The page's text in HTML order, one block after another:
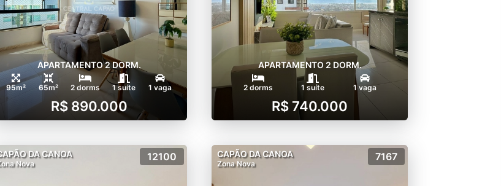
APARTAMENTO 2 DORM.
95m² 65m² 2 dorms 1 suíte 1 vaga
R$ 890.000
APARTAMENTO 2 DORM.
2 dorms 1 suíte 1 vaga
R$ 740.000
DA CANOA
Nova
12100 CAPÃO DA CANOA
Zona Nova
7167